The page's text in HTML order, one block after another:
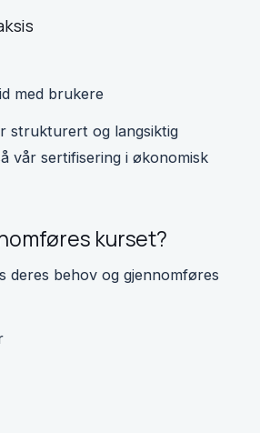
med brukere
strukturert og langsiktig
vår sertifisering i økonomisk
kurset?
deres behov og gjennomføres